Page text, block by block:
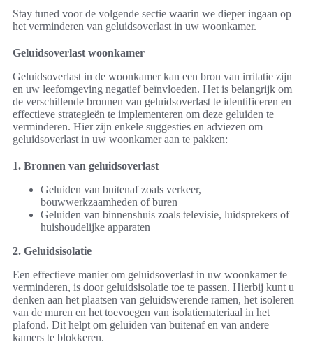
Stay tuned voor de volgende sectie waarin we dieper ingaan op
het verminderen van geluidsoverlast in uw woonkamer.
Geluidsoverlast woonkamer
Geluidsoverlast in de woonkamer kan een bron van irritatie zijn
en uw leefomgeving negatief beïnvloeden. Het is belangrijk om
de verschillende bronnen van geluidsoverlast te identificeren en
effectieve strategieën te implementeren om deze geluiden te
verminderen. Hier zijn enkele suggesties en adviezen om
geluidsoverlast in uw woonkamer aan te pakken:
1. Bronnen van geluidsoverlast
Geluiden van buitenaf zoals verkeer,
bouwwerkzaamheden of buren
Geluiden van binnenshuis zoals televisie, luidsprekers of
huishoudelijke apparaten
2. Geluidsisolatie
Een effectieve manier om geluidsoverlast in uw woonkamer te
verminderen, is door geluidsisolatie toe te passen. Hierbij kunt u
denken aan het plaatsen van geluidswerende ramen, het isoleren
van de muren en het toevoegen van isolatiemateriaal in het
plafond. Dit helpt om geluiden van buitenaf en van andere
kamers te blokkeren.